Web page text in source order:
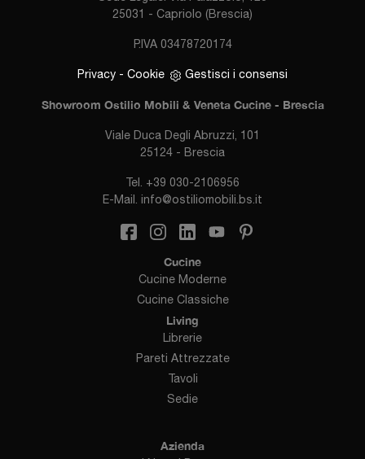
25031 - Capriolo (Brescia)
P.IVA 03478720174
Privacy - Cookie Gestisci i consensi
Showroom Ostilio Mobili & Veneta Cucine - Brescia
Viale Duca Degli Abruzzi, 101
25124 - Brescia
Tel. +39 030-2106956
E-Mail. info@ostiliomobili.bs.it
Cucine
Cucine Moderne
Cucine Classiche
Living
Librerie
Pareti Attrezzate
Tavoli
Sedie
Azienda